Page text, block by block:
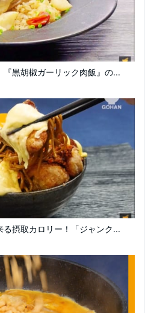
『黒胡椒ガーリック肉飯』の...
摂取カロリー！「ジャンク...